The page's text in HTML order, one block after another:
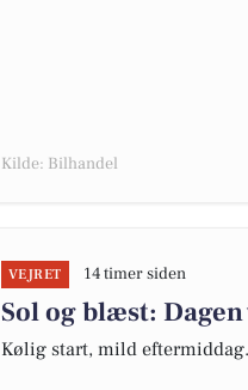
Kilde: Bilhandel
VEJRET 14 timer siden
Sol og blæst:
Kølig start, mild eftermiddag.